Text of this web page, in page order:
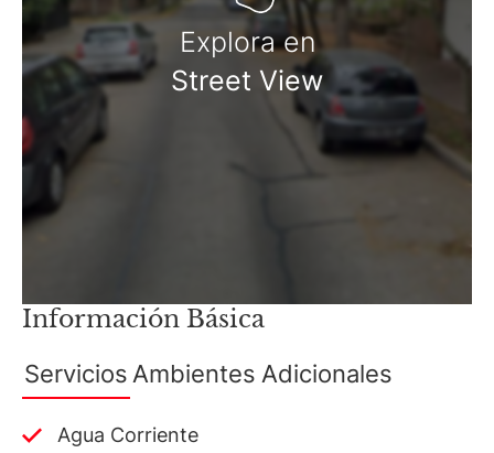
Explora en
Street View
Información Básica
Servicios Ambientes Adicionales
Agua Corriente